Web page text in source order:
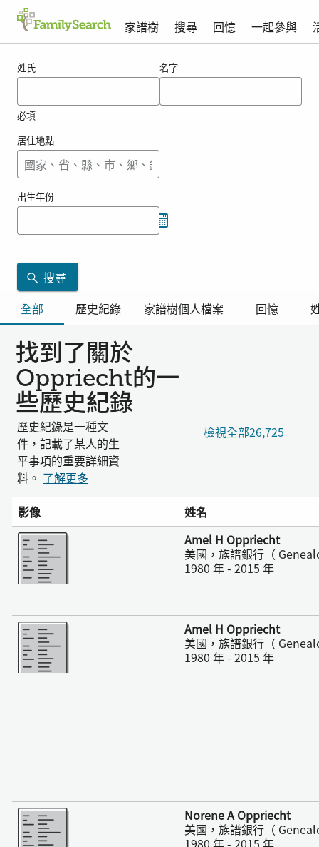
家譜樹 搜尋 回憶 一起參與
姓氏
必填
名字
居住地點
出生年份
搜尋
全部
歷史紀錄 家譜樹個人檔案 回憶
找到了關於
Oppriecht的一
些歷史紀錄
歷史紀錄是一種文
件，記載了某人的生
平事項的重要詳細資
料。 了解更多
檢視全部26,725
影像
姓名
更多
Amel H Oppriecht
美國，族譜銀行（
1980 年 - 2015 年
更多
Amel H Oppriecht
美國，族譜銀行（
1980 年 - 2015 年
更多
Norene A Oppriecht
美國，族譜銀行（
1980 年 - 2015 年